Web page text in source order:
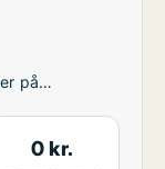
på
0 kr.